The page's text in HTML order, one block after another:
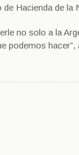
Hacienda de la
no solo a la
podemos hacer”,